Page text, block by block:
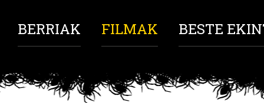
BERRIAK FILMAK BESTE